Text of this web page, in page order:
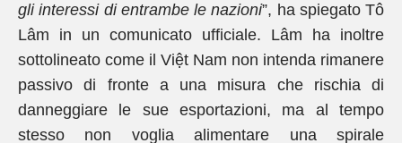
gli interessi di entrambe le nazioni”, ha spiegato Tô
Lâm in un comunicato ufficiale. Lâm ha inoltre
sottolineato come il Việt Nam non intenda rimanere
passivo di fronte a una misura che rischia di
danneggiare le sue esportazioni, ma al tempo
stesso non voglia alimentare una spirale